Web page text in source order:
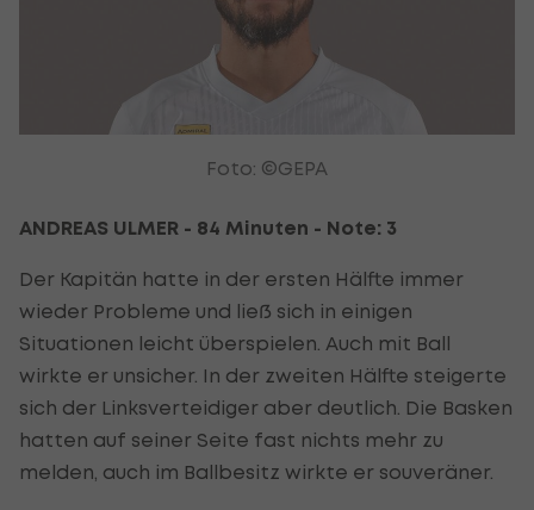
Foto: ©GEPA
ANDREAS ULMER - 84 Minuten - Note: 3
Der Kapitän hatte in der ersten Hälfte immer
wieder Probleme und ließ sich in einigen
Situationen leicht überspielen. Auch mit Ball
wirkte er unsicher. In der zweiten Hälfte steigerte
sich der Linksverteidiger aber deutlich. Die Basken
hatten auf seiner Seite fast nichts mehr zu
melden, auch im Ballbesitz wirkte er souveräner.